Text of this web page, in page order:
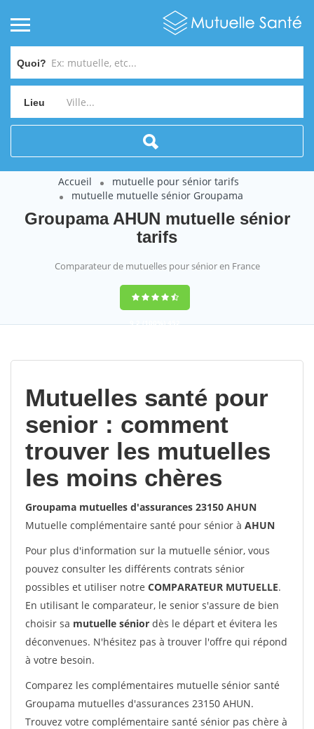
Quoi?
Lieu
Accueil
mutuelle pour sénior tarifs
mutuelle mutuelle sénior Groupama
Groupama AHUN mutuelle sénior
tarifs
Comparateur de mutuelles pour sénior en France
9,2(100%)452
Mutuelles santé pour
senior : comment
trouver les mutuelles
les moins chères
Groupama mutuelles d'assurances 23150 AHUN
Mutuelle complémentaire santé pour sénior à AHUN
Pour plus d'information sur la mutuelle sénior, vous
pouvez consulter les différents contrats sénior
possibles et utiliser notre COMPARATEUR MUTUELLE.
En utilisant le comparateur, le senior s'assure de bien
choisir sa mutuelle sénior dès le départ et évitera les
déconvenues. N'hésitez pas à trouver l'offre qui répond
à votre besoin.
Comparez les complémentaires mutuelle sénior santé
Groupama mutuelles d'assurances 23150 AHUN.
Trouvez votre complémentaire santé sénior pas chère à